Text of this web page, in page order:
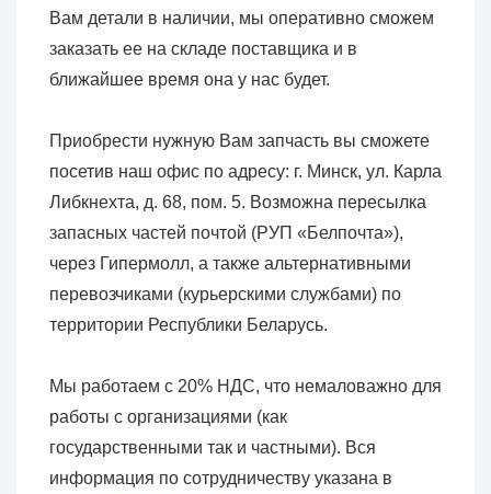
Вам детали в наличии, мы оперативно сможем
заказать ее на складе поставщика и в
ближайшее время она у нас будет.
Приобрести нужную Вам запчасть вы сможете
посетив наш офис по адресу: г. Минск, ул. Карла
Либкнехта, д. 68, пом. 5. Возможна пересылка
запасных частей почтой (РУП «Белпочта»),
через Гипермолл, а также альтернативными
перевозчиками (курьерскими службами) по
территории Республики Беларусь.
Мы работаем с 20% НДС, что немаловажно для
работы с организациями (как
государственными так и частными). Вся
информация по сотрудничеству указана в